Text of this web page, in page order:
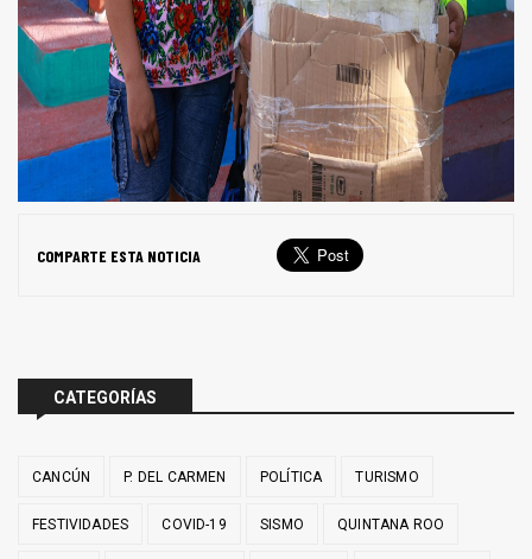
COMPARTE ESTA NOTICIA
CATEGORÍAS
CANCÚN P. DEL CARMEN POLÍTICA TURISMO
FESTIVIDADES COVID-19 SISMO QUINTANA ROO